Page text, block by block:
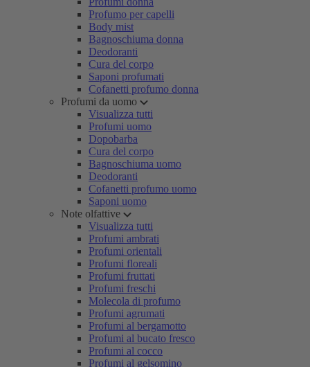
Profumo per capelli
Body mist
Bagnoschiuma donna
Deodoranti
Cura del corpo
Saponi profumati
Cofanetti profumo donna
Profumi da uomo
Visualizza tutti
Profumi uomo
Dopobarba
Cura del corpo
Bagnoschiuma uomo
Deodoranti
Cofanetti profumo uomo
Saponi uomo
Note olfattive
Visualizza tutti
Profumi ambrati
Profumi orientali
Profumi floreali
Profumi fruttati
Profumi freschi
Molecola di profumo
Profumi agrumati
Profumi al bergamotto
Profumi al bucato fresco
Profumi al cocco
Profumi al gelsomino